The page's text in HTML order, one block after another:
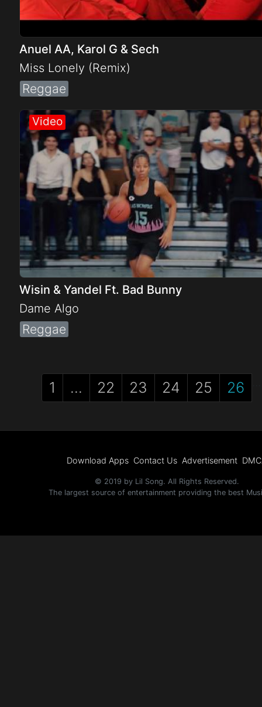
Anuel AA, Karol G & Sech
Miss Lonely (Remix)
Reggae
Wisin & Yandel Ft. Bad Bunny
Dame Algo
Reggae
1 ... 22 23 24 25 26
Download Apps Contact Us Advertisement
© 2019 by Lil Song. All Rights Reserved.
The largest source of entertainment providing the best